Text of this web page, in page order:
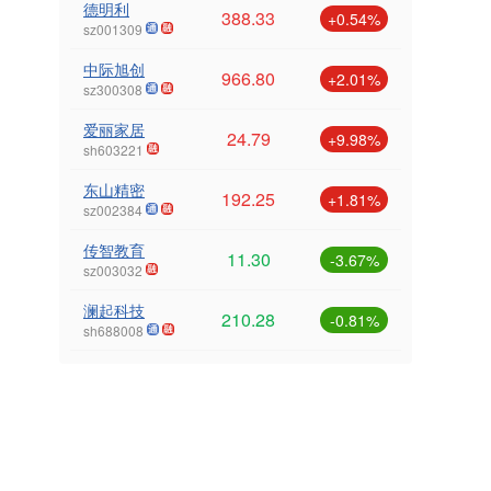
德明利
sz001309 388.33 +0.54%
中际旭创
sz300308 966.80 +2.01%
爱丽家居
sh603221 24.79 +9.98%
东山精密
sz002384 192.25 +1.81%
传智教育
sz003032 11.30 -3.67%
澜起科技
sh688008 210.28 -0.81%